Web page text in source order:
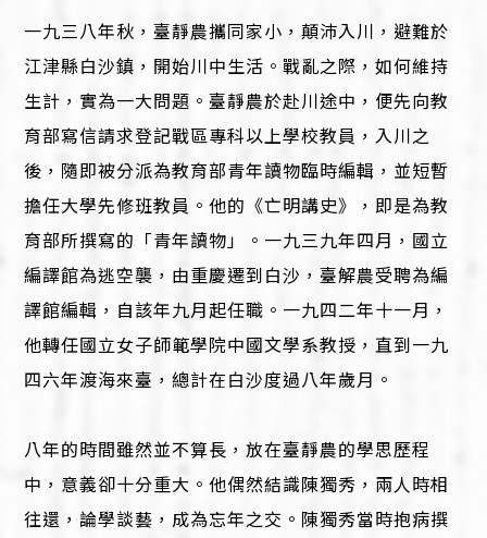
一九三八年秋，臺靜農攜同家小，顛沛入川，避難於
江津縣白沙鎮，開始川中生活。戰亂之際，如何維持
生計，實為一大問題。臺靜農於赴川途中，便先向教
育部寫信請求登記戰區專科以上學校教員，入川之
後，隨即被分派為教育部青年讀物臨時編輯，並短暫
擔任大學先修班教員。他的《亡明講史》，即是為教
育部所撰寫的「青年讀物」。一九三九年四月，國立
編譯館為逃空襲，由重慶遷到白沙，臺解農受聘為編
譯館編輯，自該年九月起任職。一九四二年十一月，
他轉任國立女子師範學院中國文學系教授，直到一九
四六年渡海來臺，總計在白沙度過八年歲月。
八年的時間雖然並不算長，放在臺靜農的學思歷程
中，意義卻十分重大。他偶然結識陳獨秀，兩人時相
往還，論學談藝，成為忘年之交。陳獨秀當時抱病撰